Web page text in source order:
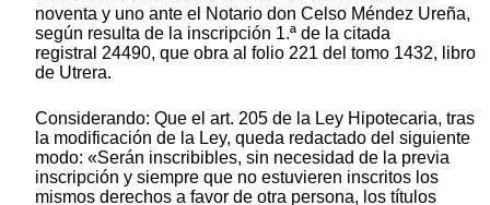
noventa y uno ante el Notario don Celso Méndez Ureña,
según resulta de la inscripción 1.ª de la citada
registral 24490, que obra al folio 221 del tomo 1432, libro
de Utrera.
Considerando: Que el art. 205 de la Ley Hipotecaria, tras
la modificación de la Ley, queda redactado del siguiente
modo: «Serán inscribibles, sin necesidad de la previa
inscripción y siempre que no estuvieren inscritos los
mismos derechos a favor de otra persona, los títulos